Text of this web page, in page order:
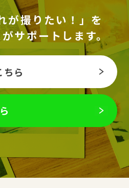
が撮りたい！」を
サポートします。
ら